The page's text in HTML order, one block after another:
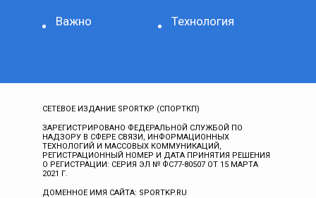
Важно Технология
СЕТЕВОЕ ИЗДАНИЕ SPORTKP (СПОРТКП)
ЗАРЕГИСТРИРОВАНО ФЕДЕРАЛЬНОЙ СЛУЖБОЙ ПО
НАДЗОРУ В СФЕРЕ СВЯЗИ, ИНФОРМАЦИОННЫХ
ТЕХНОЛОГИЙ И МАССОВЫХ КОММУНИКАЦИЙ,
РЕГИСТРАЦИОННЫЙ НОМЕР И ДАТА ПРИНЯТИЯ РЕШЕНИЯ
О РЕГИСТРАЦИИ: СЕРИЯ ЭЛ № ФС77-80507 ОТ 15 МАРТА
2021 Г.
ДОМЕННОЕ ИМЯ САЙТА: SPORTKP.RU